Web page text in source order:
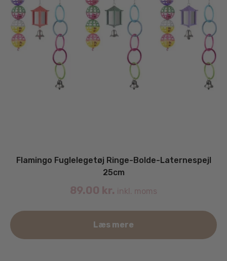
Flamingo Fuglelegetøj Ringe-Bolde-Laternespejl
25cm
89.00 kr. inkl. moms
Læs mere